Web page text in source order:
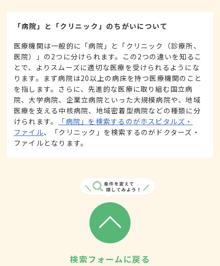
「病院」と「クリニック」のちがいについて
医療機関は一般的に「病院」と「クリニック（診療所、
医院）」の2つに分けられます。この2つの違いを知るこ
とで、よりスムーズに適切な医療を受けられるようにな
ります。まず病院は20以上の病床を持つ医療機関のこと
を指します。さらに、先進的な医療に取り組む国立病
院、大学病院、企業立病院といった大規模病院や、地域
医療を支える中核病院、地域密着型病院などの種類に分
けられます。
「病院」を検索するのがホスピタルズ・
ファイル、「クリニック」を検索するのがドクターズ・
ファイルとなります。
検索フォームに戻る